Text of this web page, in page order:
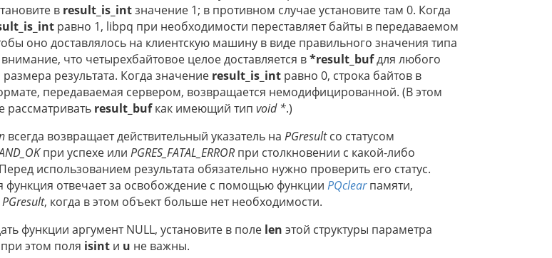
в result_is_intзначение 1; в противном случае установите там 0. Когда
равно 1, libpq при необходимости переставляет байты в передаваемом
оно доставлялось на клиентскую машину в виде правильного значения типа
что четырехбайтовое целое доставляется в*result_bufдля любого
результата. Когда значение result_is_int равно 0, строка байтов в
передаваемая сервером, возвращается немодифицированной. (В этом
рассматривать result_bufкак имеющий тип void *.)
всегда возвращает действительный указатель на PGresultсо статусом
при успехе или PGRES_FATAL_ERROR при столкновении с какой-либо
использованием результата обязательно нужно проверить его статус.
отвечает за освобождение с помощью функции PQclearпамяти,
PGresult, когда в этом объект больше нет необходимости.
функции аргумент NULL, установите в поле len этой структуры параметра
этом поля isint и u не важны.